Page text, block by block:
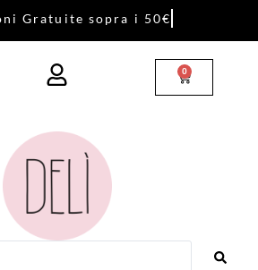
n i Gratu ite sopra i 50€
0